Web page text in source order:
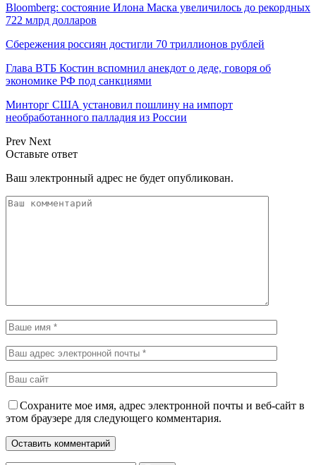
Bloomberg: состояние Илона Маска увеличилось до рекордных
722 млрд долларов
Сбережения россиян достигли 70 триллионов рублей
Глава ВТБ Костин вспомнил анекдот о деде, говоря об
экономике РФ под санкциями
Минторг США установил пошлину на импорт
необработанного палладия из России
Prev Next
Оставьте ответ
Ваш электронный адрес не будет опубликован.
Сохраните мое имя, адрес электронной почты и веб-сайт в
этом браузере для следующего комментария.